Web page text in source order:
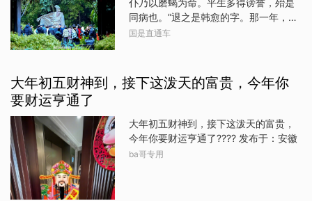
业兴生肖兔性格温和，心地善良，总是
以真诚和友善对待身边的每一个人。这
种美好的品质为他们赢得了广泛的人
作中，贵人会为他们提供展示才华的平
台，帮助他们解决遇到的难题，让他们
随着事业的顺利发展，收入自然
想想这些关键词：丰裕、成长、财富、
乐观、慷慨、智慧、信念。这颗富裕之
星的力量为生活带来提升，所以木星的
么，随着生活的发展可以期待什么。木
道木星所在星座、宫位，可以阐明木星
将加持的生活主题，当你参与或从事这
些主题时，木星会施展它的魔法。木星
仆乃以磨蝎为命。平生多得谤誉，殆是
同病也。”退之是韩愈的字。那一年，苏
轼读到韩愈的《三星行》，恍然找到了
与性格，并非近几十年才从西方传入的
新鲜事。在唐宋时期，中国已有十二星
写为“磨羯”“磨竭”“磨蝎”。苏轼之所以被
“盖章认定”为摩羯座，还因为他的出生日
期有明确记载——景祐三年十二月十九
国是直通车
大年初五财神到，接下这泼天的富贵，今年你
要财运亨通了
大年初五财神到，接下这泼天的富贵，
今年你要财运亨通了???? 发布于：安徽
ba哥专用